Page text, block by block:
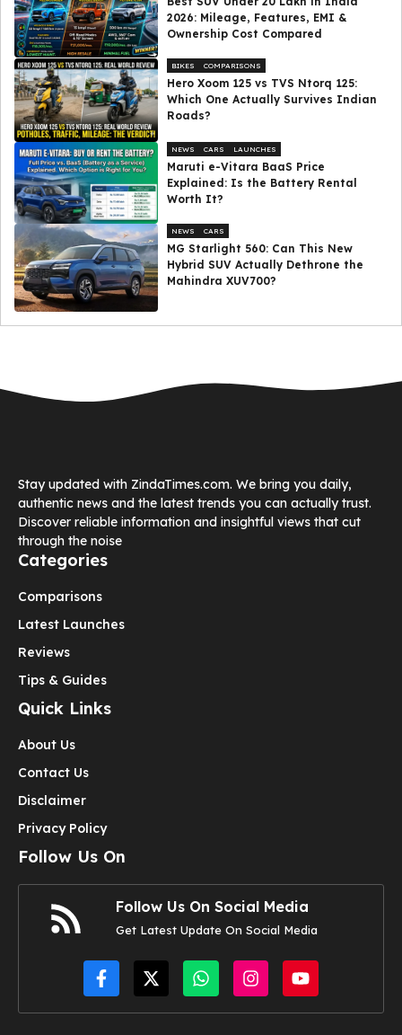
2026: Mileage, Features, EMI &
Ownership Cost Compared
BIKES COMPARISONS
Hero Xoom 125 vs TVS Ntorq 125:
Which One Actually Survives Indian
Roads?
NEWS CARS LAUNCHES
Maruti e-Vitara BaaS Price
Explained: Is the Battery Rental
Worth It?
NEWS CARS
MG Starlight 560: Can This New
Hybrid SUV Actually Dethrone the
Mahindra XUV700?
Stay updated with ZindaTimes.com. We bring you daily,
authentic news and the latest trends you can actually trust.
Discover reliable information and insightful views that cut
through the noise
Categories
Comparisons
Latest Launches
Reviews
Tips & Guides
Quick Links
About Us
Contact Us
Disclaimer
Privacy Policy
Follow Us On
Follow Us On Social Media
Get Latest Update On Social Media